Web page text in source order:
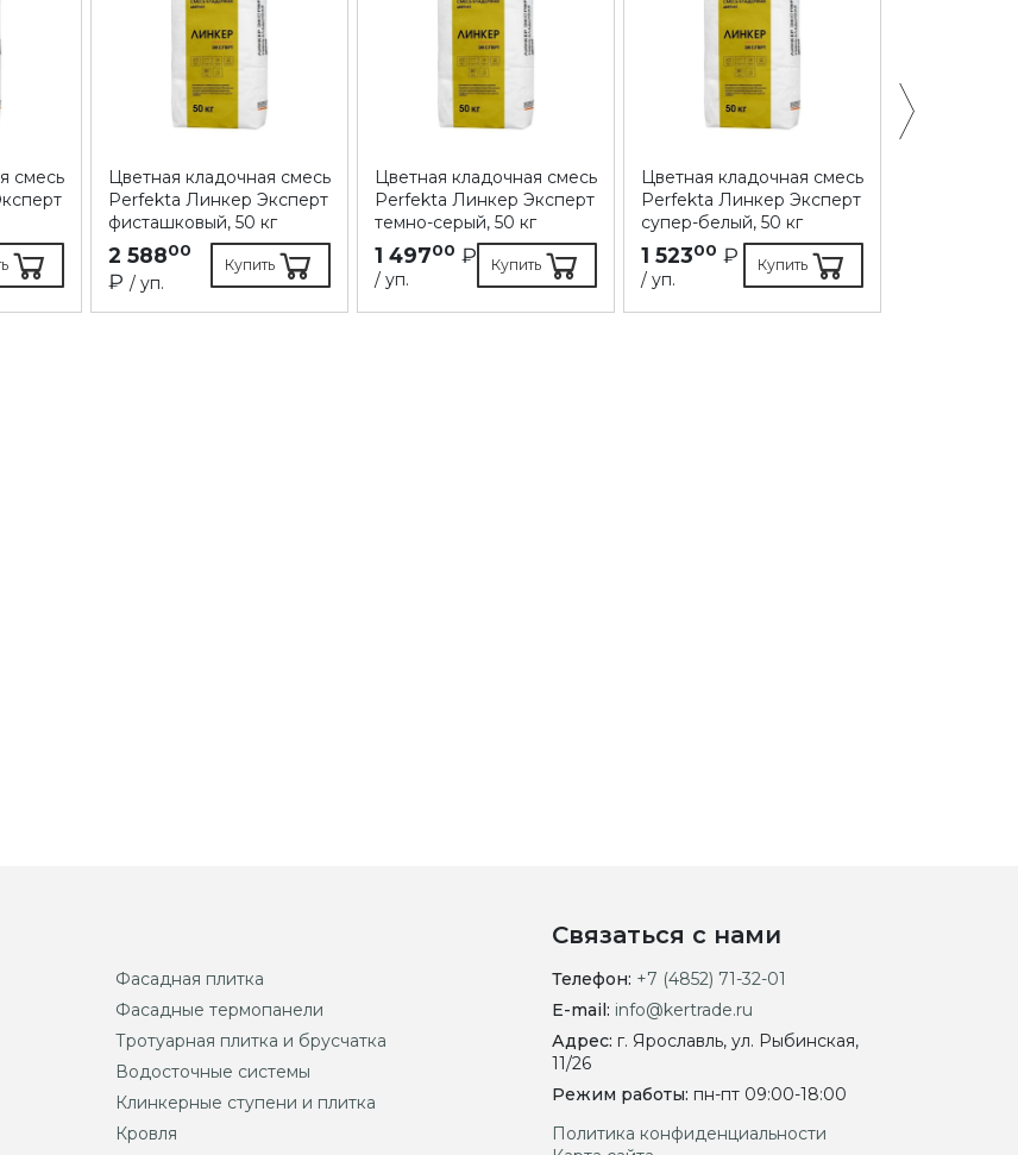
смесь
Цветная кладочная смесь
Perfekta Линкер Эксперт
фисташковый, 50 кг
2 58800
₽ / уп.
Купить
Цветная кладочная смесь
Perfekta Линкер Эксперт
темно-серый, 50 кг
1 49700 ₽
/ уп.
Купить
Цветная кладочная смесь
Perfekta Линкер Эксперт
супер-белый, 50 кг
1 52300 ₽
/ уп.
Купить
Фасадная плитка
Фасадные термопанели
Тротуарная плитка и брусчатка
Водосточные системы
Клинкерные ступени и плитка
Кровля
Связаться с нами
Телефон: +7 (4852) 71-32-01
E-mail: info@kertrade.ru
Адрес: г. Ярославль, ул. Рыбинская,
11/26
Режим работы: пн-пт 09:00-18:00
Политика конфиденциальности